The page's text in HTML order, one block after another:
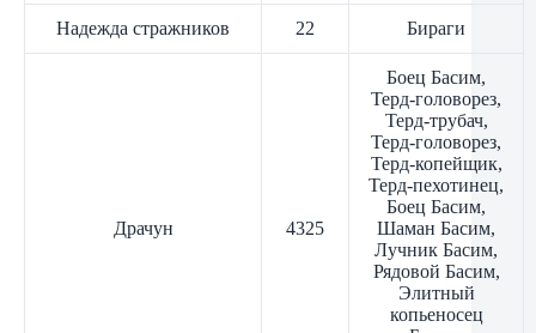
Надежда стражников 22 Бираги
Драчун 4325
Боец Басим,
Терд-головорез,
Терд-трубач,
Терд-головорез,
Терд-копейщик,
Терд-пехотинец,
Боец Басим,
Шаман Басим,
Лучник Басим,
Рядовой Басим,
Элитный
копьеносец